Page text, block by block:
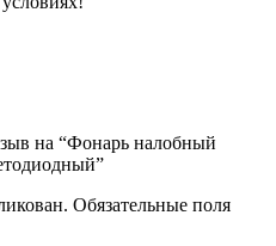
на “Фонарь налобный
Обязательные поля